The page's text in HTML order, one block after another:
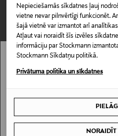
Nepieciešamās sīkdatnes ļauj
vietne nevar pilnvērtīgi funkcionēt.
šajā vietnē var izmantot arī
Atļaut vai noraidīt šīs izvēles
informāciju par Stockmann
Stockmann Sīkdatņu politikā.
Privātuma politika un sīkdatnes
NORAIDĪT
gadā, joprojām tiek ražotas
tradīcijas, no labākajām
ir pilnībā bioloģiski noārdāmi
Produkta numurs
128650859
Krāsa
nedrīkst atdot atpakaļ
atvērts. Aizzīmogotiem
kas tiek atdoti atpakaļ, ir jābūt to
iepakojumā.
PREČU ATGRIEŠANAS
CITI KLIENTI
Stockmann nav pieejams